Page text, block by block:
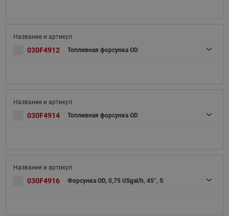
030F4912 Топливная форсунка OD
030F4914 Топливная форсунка OD
030F4916 Форсунка OD, 0,75 USgal/h, 45°, S